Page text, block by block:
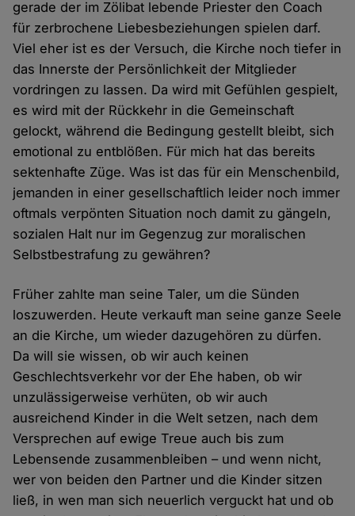
gerade der im Zölibat lebende Priester den Coach
für zerbrochene Liebesbeziehungen spielen darf.
Viel eher ist es der Versuch, die Kirche noch tiefer in
das Innerste der Persönlichkeit der Mitglieder
vordringen zu lassen. Da wird mit Gefühlen gespielt,
es wird mit der Rückkehr in die Gemeinschaft
gelockt, während die Bedingung gestellt bleibt, sich
emotional zu entblößen. Für mich hat das bereits
sektenhafte Züge. Was ist das für ein Menschenbild,
jemanden in einer gesellschaftlich leider noch immer
oftmals verpönten Situation noch damit zu gängeln,
sozialen Halt nur im Gegenzug zur moralischen
Selbstbestrafung zu gewähren?
Früher zahlte man seine Taler, um die Sünden
loszuwerden. Heute verkauft man seine ganze Seele
an die Kirche, um wieder dazugehören zu dürfen.
Da will sie wissen, ob wir auch keinen
Geschlechtsverkehr vor der Ehe haben, ob wir
unzulässigerweise verhüten, ob wir auch
ausreichend Kinder in die Welt setzen, nach dem
Versprechen auf ewige Treue auch bis zum
Lebensende zusammenbleiben – und wenn nicht,
wer von beiden den Partner und die Kinder sitzen
ließ, in wen man sich neuerlich verguckt hat und ob